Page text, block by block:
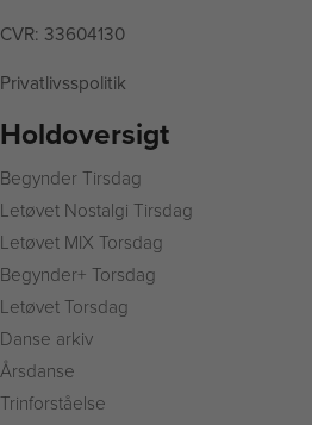
CVR: 33604130
Privatlivsspolitik
Holdoversigt
Begynder Tirsdag
Letøvet Nostalgi Tirsdag
Letøvet MIX Torsdag
Begynder+ Torsdag
Letøvet Torsdag
Danse arkiv
Årsdanse
Trinforståelse